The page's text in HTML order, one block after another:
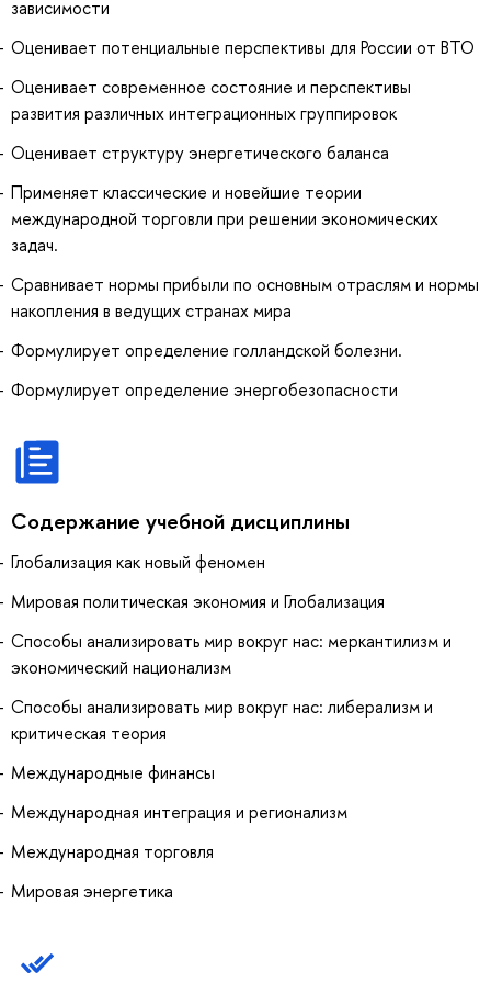
зависимости
Оценивает потенциальные перспективы для России от ВТО
Оценивает современное состояние и перспективы
развития различных интеграционных группировок
Оценивает структуру энергетического баланса
Применяет классические и новейшие теории
международной торговли при решении экономических
задач.
Сравнивает нормы прибыли по основным отраслям и нормы
накопления в ведущих странах мира
Формулирует определение голландской болезни.
Формулирует определение энергобезопасности
Содержание учебной дисциплины
Глобализация как новый феномен
Мировая политическая экономия и Глобализация
Способы анализировать мир вокруг нас: меркантилизм и
экономический национализм
Способы анализировать мир вокруг нас: либерализм и
критическая теория
Международные финансы
Международная интеграция и регионализм
Международная торговля
Мировая энергетика